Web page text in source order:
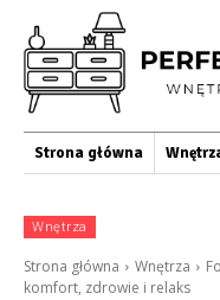
Strona główna
Wnętrza
Strona główna Wnętrza
komfort, zdrowie i relaks